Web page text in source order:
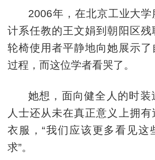
2006年，在北京工业大
计系任教的王文娟到朝阳区残
轮椅使用者平静地向她展示了
过程，而这位学者看哭了。
她想，面向健全人的时装
人士还从未在真正意义上拥
衣服，“我们应该更多看见这
求”。